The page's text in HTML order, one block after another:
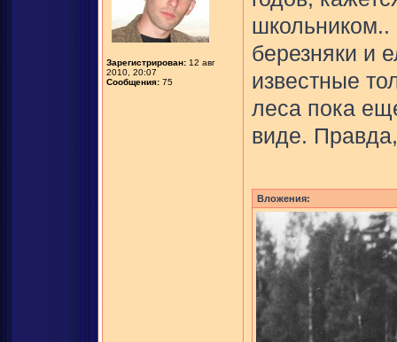
Зарегистрирован: 12 авг
2010, 20:07
Сообщения: 75
березняки и
известные
леса пока
виде.
Вложения: